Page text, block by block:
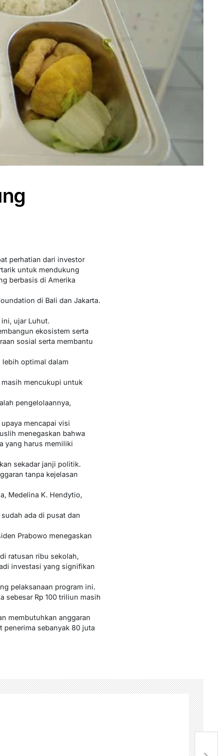
perhatian dari investor
untuk mendukung
berbasis di Amerika
di Bali dan Jakarta.
ujar Luhut.
ekosistem serta
sosial serta membantu
lebih optimal dalam
masih mencukupi untuk
pengelolaannya,
mencapai visi
menegaskan bahwa
yang harus memiliki
sekadar janji politik.
tanpa kejelasan
Medelina K. Hendytio,
ada di pusat dan
Prabowo menegaskan
ratusan ribu sekolah,
investasi yang signifikan
pelaksanaan program ini.
sebesar Rp 100 triliun masih
membutuhkan anggaran
penerima sebanyak 80 juta